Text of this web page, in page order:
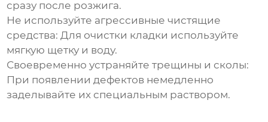
сразу после розжига.
Не используйте агрессивные чистящие
средства: Для очистки кладки используйте
мягкую щетку и воду.
Своевременно устраняйте трещины и сколы:
При появлении дефектов немедленно
заделывайте их специальным раствором.